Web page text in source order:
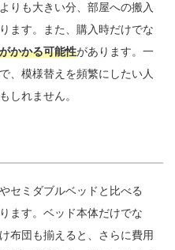
りも大きい分、部屋への搬入
ます。また、購入時だけでな
かかる可能性があります。一
、模様替えを頻繁にしたい人
しれません。
セミダブルベッドと比べる
ます。ベッド本体だけでな
布団も揃えると、さらに費用